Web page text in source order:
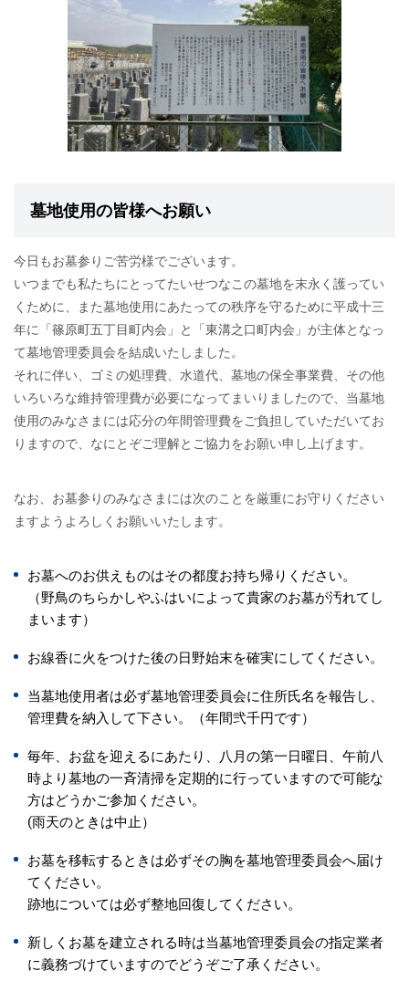
墓地使用の皆様へお願い
今日もお墓参りご苦労様でございます。
いつまでも私たちにとってたいせつなこの墓地を末永く護ってい
くために、また墓地使用にあたっての秩序を守るために平成十三
年に「篠原町五丁目町内会」と「東溝之口町内会」が主体となっ
て墓地管理委員会を結成いたしました。
それに伴い、ゴミの処理費、水道代、墓地の保全事業費、その他
いろいろな維持管理費が必要になってまいりましたので、当墓地
使用のみなさまには応分の年間管理費をご負担していただいてお
りますので、なにとぞご理解とご協力をお願い申し上げます。
なお、お墓参りのみなさまには次のことを厳重にお守りください
ますようよろしくお願いいたします。
お墓へのお供えものはその都度お持ち帰りください。
（野鳥のちらかしやふはいによって貴家のお墓が汚れてし
まいます）
お線香に火をつけた後の日野始末を確実にしてください。
当墓地使用者は必ず墓地管理委員会に住所氏名を報告し、
管理費を納入して下さい。（年間弐千円です）
毎年、お盆を迎えるにあたり、八月の第一日曜日、午前八
時より墓地の一斉清掃を定期的に行っていますので可能な
方はどうかご参加ください。
(雨天のときは中止）
お墓を移転するときは必ずその胸を墓地管理委員会へ届け
てください。
跡地については必ず整地回復してください。
新しくお墓を建立される時は当墓地管理委員会の指定業者
に義務づけていますのでどうぞご了承ください。